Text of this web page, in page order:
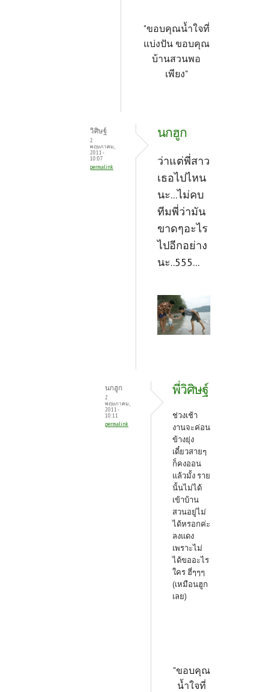
"ขอบคุณน้ำใจที่
แบ่งปัน ขอบคุณ
บ้านสวนพอ
เพียง"
วิศิษฐ์
2
พฤษภาคม,
2011 -
10:07
permalink
นกฮูก
ว่าแต่พี่สาว
เธอไปไหน
นะ...ไม่คบ
ทีมพี่ว่ามัน
ขาดๆอะไร
ไปอีกอย่าง
นะ..555...
นกฮูก
2
พฤษภาคม,
2011 -
10:11
permalink
พี่วิศิษฐ์
ช่วงเช้า
งานจะค่อน
ข้างยุ่ง
เดี๋ยวสายๆ
ก็คงออน
แล้วมั้ง ราย
นั้นไม่ได้
เข้าบ้าน
สวนอยู่ไม่
ได้หรอกค่ะ
ลงแดง
เพราะไม่
ได้ขออะไร
ใคร ฮี่ๆๆๆ
(เหมือนฮูก
เลย)
"ขอบคุณ
น้ำใจที่